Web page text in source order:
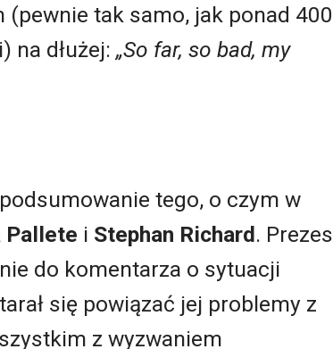
tak samo, jak ponad 400
na dłużej: „So far, so bad, my
tego, o czym w
Pallete i Stephan Richard. Prezes
do komentarza o sytuacji
się powiązać jej problemy z
z wyzwaniem